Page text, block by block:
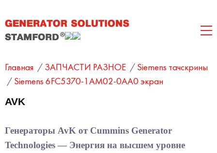
Главная / ЗАПЧАСТИ РАЗНОЕ / Siemens тачскрины
/ Siemens 6FC5370-1AM02-0AA0 экран
AVK
Генераторы AvK от Cummins Generator
Technologies — Энергия на высшем уровне